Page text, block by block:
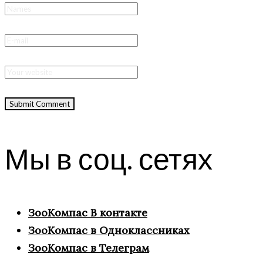
Мы в соц. сетях
ЗооКомпас В контакте
ЗооКомпас в Одноклассниках
ЗооКомпас в Телеграм